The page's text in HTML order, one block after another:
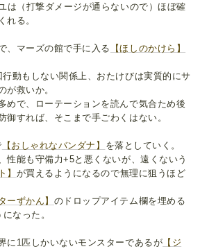
は（打撃ダメージが通らないので）ほぼ確
れる。
、マーズの館で手に入る
【ほしのかけら】
動もしない関係上、おたけびは実質的にサ
が救いか。
めで、ローテーションを読んで気合ため後
御すれば、そこまで手ごわくはない。
【おしゃれなバンダナ】 を落としていく。
性能も守備力+5と悪くないが、遠くないう
】 が買えるようになるので無理に狙うほど
ーずかん】 のドロップアイテム欄を埋める
なった。
に1匹しかいないモンスターであるが 【ジ